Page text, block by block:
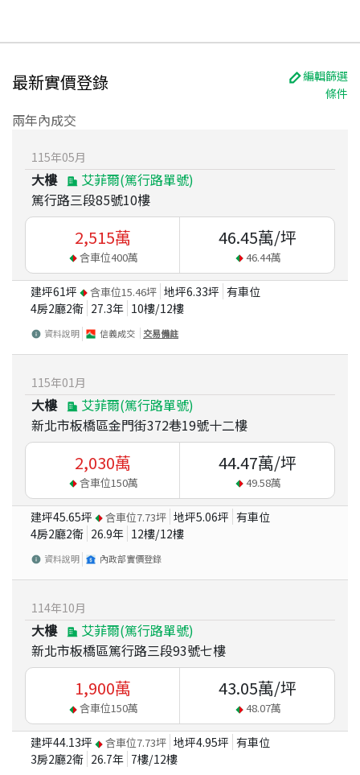
最新實價登錄
編輯篩選
條件
兩年內成交
115年05月
大樓
艾菲爾(篤行路單號)
篤行路三段85號10樓
2,515萬
含車位400萬
46.45萬/坪
46.44萬
建坪61坪 含車位15.46坪 地坪6.33坪 有車位
4房2廳2衛 27.3年 10樓/12樓
資料說明 信義成交 交易備註
115年01 月
大樓
艾菲爾(篤行路單號)
新北市板橋區金門街372巷19號十二樓
2,030萬
含車位150萬
44.47萬/坪
49.58萬
建坪45.65坪 含車位7.73坪 地坪5.06坪 有車位
4房2廳2衛 26.9年 12樓/12樓
資料說明 內政部實價登錄
114年10月
大樓
艾菲爾(篤行路單號)
新北市板橋區篤行路三段93號七樓
1,900萬
含車位150萬
43.05萬/坪
48.07萬
建坪44.13坪 含車位7.73坪 地坪4.95坪 有車位
3房2廳2衛 26.7年 7樓/12樓